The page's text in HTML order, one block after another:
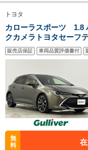
トヨタ
カローラスポーツ 1.8
クカメラトヨタセーフ
ービルトインETCハー
オートライトLEDヘッ
販売店保証 車両品質評価書付
無
料